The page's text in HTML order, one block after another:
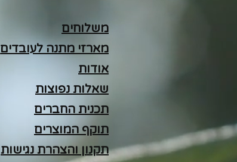
משלוחים
מארזי מתנה לעובדים
אודות
שאלות נפוצות
תכנית החברים
תוקף המוצרים
תקנון והצהרת נגישות